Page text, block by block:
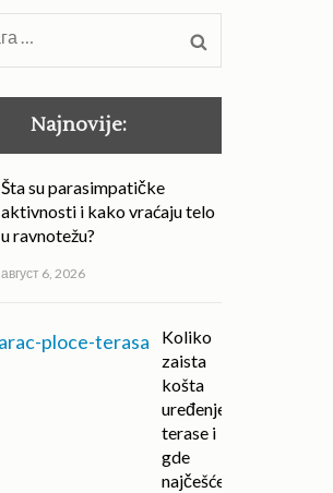
Претрага
за:
Najnovije:
Šta su parasimpatičke
aktivnosti i kako vraćaju telo
u ravnotežu?
август 6, 2026
Koliko
zaista
košta
uređenje
terase i
gde
najčešće